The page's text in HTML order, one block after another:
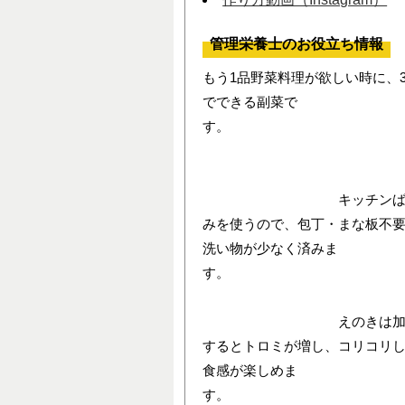
管理栄養士のお役立ち情報
もう1品野菜料理が欲しい時に、
でできる副菜で
す
キッチンば
みを使うので、包丁・まな板不要
洗い物が少なく済みま
す
えのきは加
するとトロミが増し、コリコリ
食感が楽しめま
す